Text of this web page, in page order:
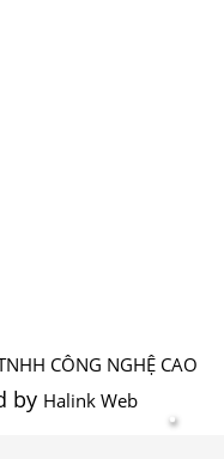
CÔNG NGHỆ CAO
by Halink Web